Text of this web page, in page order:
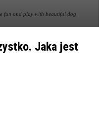
fun and play with beautiful dog
Jaka jest